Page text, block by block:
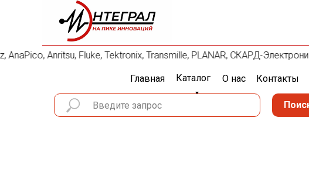
Anritsu, Fluke, Tektronix, Transmille, PLANAR, СКАРД-
Главная Каталог О нас Контакты